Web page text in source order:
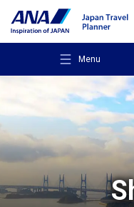
Menu
Gợi ý điểm đến